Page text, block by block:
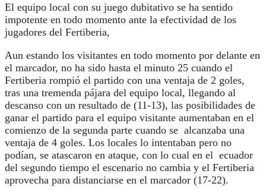
El equipo local con su juego dubitativo se ha sentido
impotente en todo momento ante la efectividad de los
jugadores del Fertiberia,
Aun estando los visitantes en todo momento por delante en
el marcador, no ha sido hasta el minuto 25 cuando el
Fertiberia rompió el partido con una ventaja de 2 goles,
tras una tremenda pájara del equipo local, llegando al
descanso con un resultado de (11-13), las posibilidades de
ganar el partido para el equipo visitante aumentaban en el
comienzo de la segunda parte cuando se alcanzaba una
ventaja de 4 goles. Los locales lo intentaban pero no
podían, se atascaron en ataque, con lo cual en el ecuador
del segundo tiempo el escenario no cambia y el Fertiberia
aprovecha para distanciarse en el marcador (17-22).